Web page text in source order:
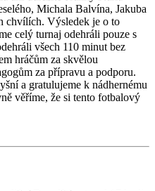
Michala Balvína, Jakuba
chvílích. Výsledek je o to
celý turnaj odehráli pouze s
všech 110 minut bez
hráčům za skvělou
za přípravu a podporu.
a gratulujeme k nádhernému
věříme, že si tento fotbalový